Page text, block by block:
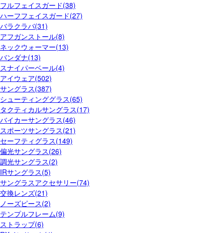
フルフェイスガード(38)
ハーフフェイスガード(27)
バラクラバ(31)
アフガンストール(8)
ネックウォーマー(13)
バンダナ(13)
スナイパーベール(4)
アイウェア(502)
サングラス(387)
シューティンググラス(65)
タクティカルサングラス(17)
バイカーサングラス(46)
スポーツサングラス(21)
セーフティグラス(149)
偏光サングラス(26)
調光サングラス(2)
IRサングラス(5)
サングラスアクセサリー(74)
交換レンズ(21)
ノーズピース(2)
テンプルフレーム(9)
ストラップ(6)